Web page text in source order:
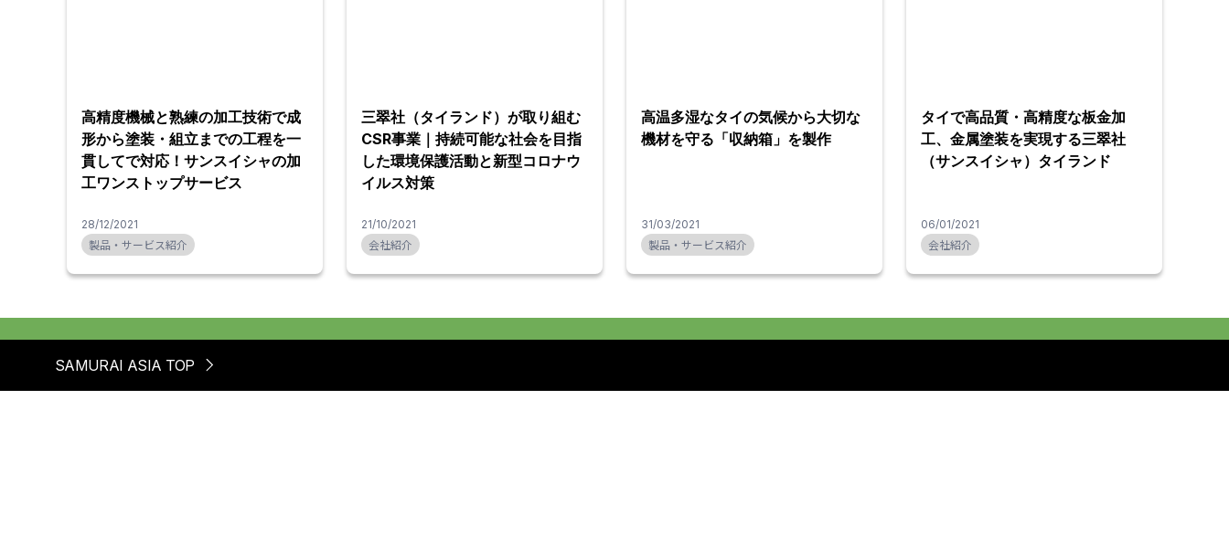
高精度機械と熟練の加工技術で成
形から塗装・組立までの工程を一
貫してで対応！サンスイシャの加
工ワンストップサービス
28/12/2021
製品・サービス紹介
三翠社（タイランド）が取り組む
CSR事業｜持続可能な社会を目指
した環境保護活動と新型コロナウ
イルス対策
21/10/2021
会社紹介
高温多湿なタイの気候から大切な
機材を守る「収納箱」を製作
31/03/2021
製品・サービス紹介
タイで高品質・高精度な板金加
工、金属塗装を実現する三翠社
（サンスイシャ）タイランド
06/01/2021
会社紹介
SAMURAI ASIA TOP